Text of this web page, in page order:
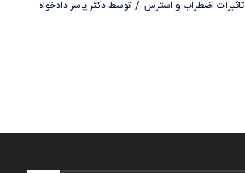
تاثیرات اضطراب و استرس / توسطدکتر یاسر دادخواه